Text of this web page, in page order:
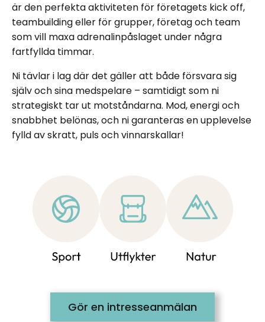
är den perfekta aktiviteten för företagets kick off,
teambuilding eller för grupper, företag och team
som vill maxa adrenalinpåslaget under några
fartfyllda timmar.
Ni tävlar i lag där det gäller att både försvara sig
själv och sina medspelare – samtidigt som ni
strategiskt tar ut motståndarna. Mod, energi och
snabbhet belönas, och ni garanteras en upplevelse
fylld av skratt, puls och vinnarskallar!
Gör en intresseanmälan